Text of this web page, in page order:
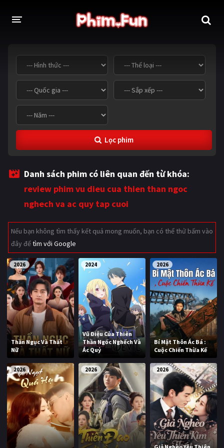
THỂ LOẠI
Thần thoại - Cổ trang Hành động
Tâm lý Chiến tranh
Võ thuật - Kiếm hiệp
Tội phạm - Hình sự
Viễn tưởng Khoa học - Tài liệu
Hoạt hình Thể thao
Tình cảm - Lãng mạn Kỳ ảo
Giật gân
Bí ẩn Lịch sử
Viễn Tây Tiểu sử
GameShow DramaTV
QUỐC GIA
Âu - Mỹ Trung Quốc - Hồng Kông
Hàn Quốc Nhật Bản
Ấn Độ Việt Nam
Tổng hợp
CẬP NHẬT
Lọc phim
Danh sách phim có liên quan đến từ khóa:
review phim vu dieu cua thien than ngoc
nghech va ac quy tap cuoi
Nếu bạn không tìm thấy kết quả mong muốn, bạn có thể thử bấm vào
đây đểtìm với Google
2026
Thần Ngục Và Thất
Nữ
2024
Vũ Điệu Của Thiên
Thần Ngốc Nghếch Và
Ác Quỷ
2026
Bí Mật Thôn Ác Bá :
Cuộc Chiến Thừa Kế
2026 2026 2026